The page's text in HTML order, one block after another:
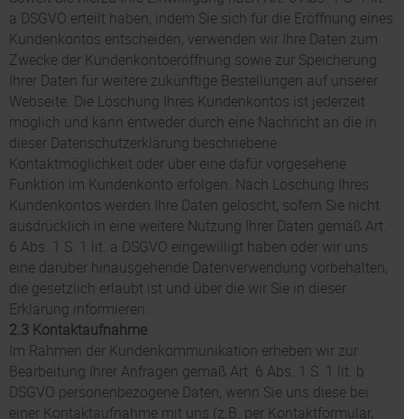
a DSGVO erteilt haben, indem Sie sich für die Eröffnung eines
Kundenkontos entscheiden, verwenden wir Ihre Daten zum
Zwecke der Kundenkontoeröffnung sowie zur Speicherung
Ihrer Daten für weitere zukünftige Bestellungen auf unserer
Webseite. Die Löschung Ihres Kundenkontos ist jederzeit
möglich und kann entweder durch eine Nachricht an die in
dieser Datenschutzerklärung beschriebene
Kontaktmöglichkeit oder über eine dafür vorgesehene
Funktion im Kundenkonto erfolgen. Nach Löschung Ihres
Kundenkontos werden Ihre Daten gelöscht, sofern Sie nicht
ausdrücklich in eine weitere Nutzung Ihrer Daten gemäß Art.
6 Abs. 1 S. 1 lit. a DSGVO eingewilligt haben oder wir uns
eine darüber hinausgehende Datenverwendung vorbehalten,
die gesetzlich erlaubt ist und über die wir Sie in dieser
Erklärung informieren.
2.3 Kontaktaufnahme
Im Rahmen der Kundenkommunikation erheben wir zur
Bearbeitung Ihrer Anfragen gemäß Art. 6 Abs. 1 S. 1 lit. b
DSGVO personenbezogene Daten, wenn Sie uns diese bei
einer Kontaktaufnahme mit uns (z.B. per Kontaktformular,